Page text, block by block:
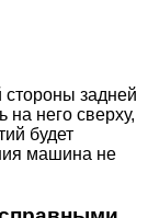
задней
на него сверху,
будет
машина не